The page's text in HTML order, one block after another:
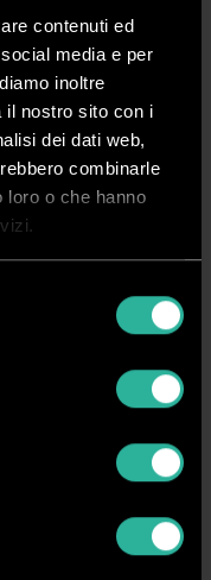
contenuti ed
media e per
inoltre
il nostro sito con i
dei dati web,
combinarle
loro o che hanno
tuoi ordini in tutta